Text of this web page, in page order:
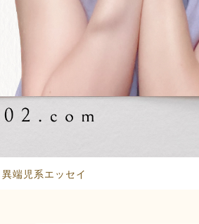
異端児系エッセイ